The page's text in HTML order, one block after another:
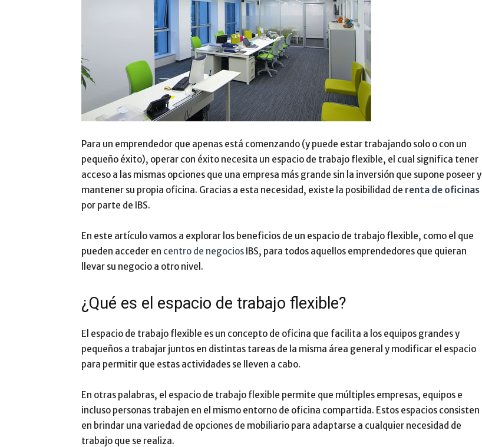
Para un emprendedor que apenas está comenzando (y puede estar trabajando solo o con un
pequeño éxito), operar con éxito necesita un espacio de trabajo flexible, el cual significa tener
acceso a las mismas opciones que una empresa más grande sin la inversión que supone poseer y
mantener su propia oficina. Gracias a esta necesidad, existe la posibilidad de renta de oficinas
por parte de IBS.
En este artículo vamos a explorar los beneficios de un espacio de trabajo flexible, como el que
pueden acceder en centro de negocios IBS, para todos aquellos emprendedores que quieran
llevar su negocio a otro nivel.
¿Qué es el espacio de trabajo flexible?
El espacio de trabajo flexible es un concepto de oficina que facilita a los equipos grandes y
pequeños a trabajar juntos en distintas tareas de la misma área general y modificar el espacio
para permitir que estas actividades se lleven a cabo.
En otras palabras, el espacio de trabajo flexible permite que múltiples empresas, equipos e
incluso personas trabajen en el mismo entorno de oficina compartida. Estos espacios consisten
en brindar una variedad de opciones de mobiliario para adaptarse a cualquier necesidad de
trabajo que se realiza.